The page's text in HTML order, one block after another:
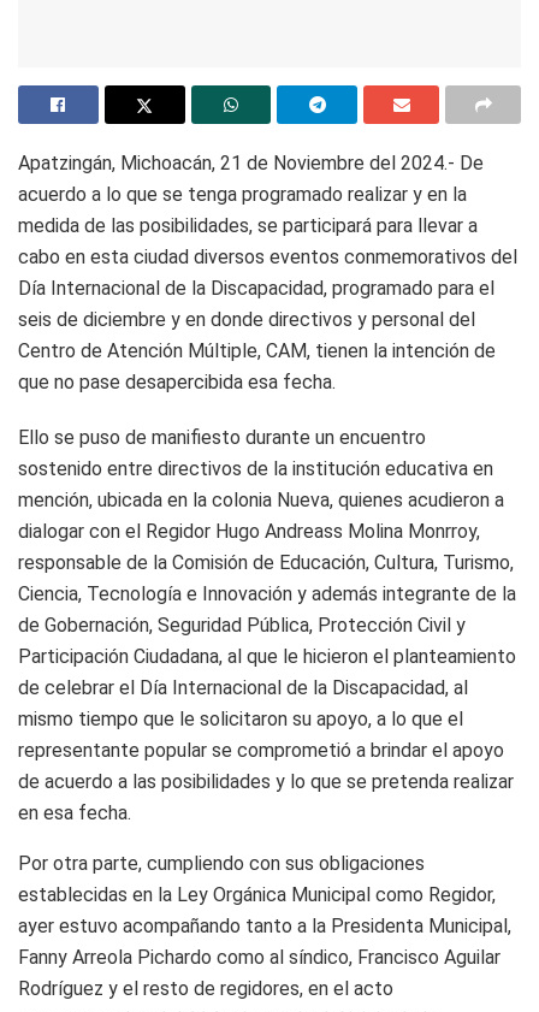
Apatzingán, Michoacán, 21 de Noviembre del 2024.- De
acuerdo a lo que se tenga programado realizar y en la
medida de las posibilidades, se participará para llevar a
cabo en esta ciudad diversos eventos conmemorativos del
Día Internacional de la Discapacidad, programado para el
seis de diciembre y en donde directivos y personal del
Centro de Atención Múltiple, CAM, tienen la intención de
que no pase desapercibida esa fecha.
Ello se puso de manifiesto durante un encuentro
sostenido entre directivos de la institución educativa en
mención, ubicada en la colonia Nueva, quienes acudieron a
dialogar con el Regidor Hugo Andreass Molina Monrroy,
responsable de la Comisión de Educación, Cultura, Turismo,
Ciencia, Tecnología e Innovación y además integrante de la
de Gobernación, Seguridad Pública, Protección Civil y
Participación Ciudadana, al que le hicieron el planteamiento
de celebrar el Día Internacional de la Discapacidad, al
mismo tiempo que le solicitaron su apoyo, a lo que el
representante popular se comprometió a brindar el apoyo
de acuerdo a las posibilidades y lo que se pretenda realizar
en esa fecha.
Por otra parte, cumpliendo con sus obligaciones
establecidas en la Ley Orgánica Municipal como Regidor,
ayer estuvo acompañando tanto a la Presidenta Municipal,
Fanny Arreola Pichardo como al síndico, Francisco Aguilar
Rodríguez y el resto de regidores, en el acto